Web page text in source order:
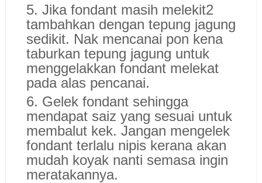
5. Jika fondant masih melekit2
tambahkan dengan tepung jagung
sedikit. Nak mencanai pon kena
taburkan tepung jagung untuk
menggelakkan fondant melekat
pada alas pencanai.
6. Gelek fondant sehingga
mendapat saiz yang sesuai untuk
membalut kek. Jangan mengelek
fondant terlalu nipis kerana akan
mudah koyak nanti semasa ingin
meratakannya.